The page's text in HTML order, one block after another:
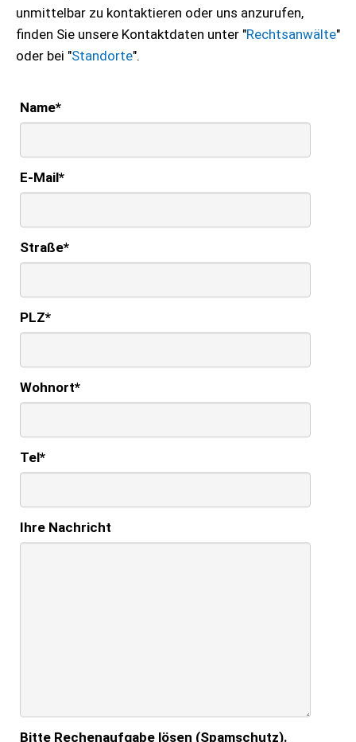
unmittelbar zu kontaktieren oder uns anzurufen,
finden Sie unsere Kontaktdaten unter "Rechtsanwälte"
oder bei "Standorte".
Name*
E-Mail*
Straße*
PLZ*
Wohnort*
Tel*
Ihre Nachricht
Bitte Rechenaufgabe lösen (Spamschutz).